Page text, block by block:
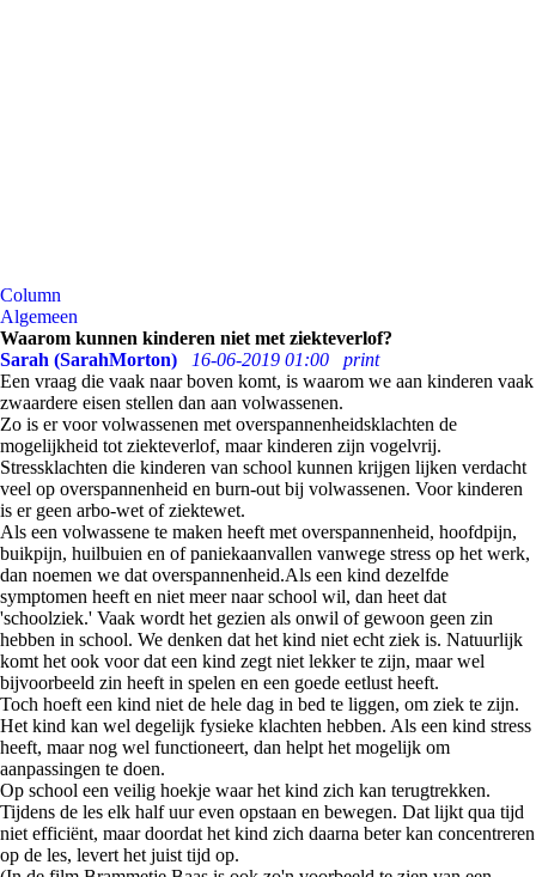
Column
Algemeen
Waarom kunnen kinderen niet met ziekteverlof?
Sarah (SarahMorton)
16-06-2019 01:00
print
Een vraag die vaak naar boven komt, is waarom we aan kinderen vaak
zwaardere eisen stellen dan aan volwassenen.
Zo is er voor volwassenen met overspannenheidsklachten de
mogelijkheid tot ziekteverlof, maar kinderen zijn vogelvrij.
Stressklachten die kinderen van school kunnen krijgen lijken verdacht
veel op overspannenheid en burn-out bij volwassenen. Voor kinderen
is er geen arbo-wet of ziektewet.
Als een volwassene te maken heeft met overspannenheid, hoofdpijn,
buikpijn, huilbuien en of paniekaanvallen vanwege stress op het werk,
dan noemen we dat overspannenheid.Als een kind dezelfde
symptomen heeft en niet meer naar school wil, dan heet dat
'schoolziek.' Vaak wordt het gezien als onwil of gewoon geen zin
hebben in school. We denken dat het kind niet echt ziek is. Natuurlijk
komt het ook voor dat een kind zegt niet lekker te zijn, maar wel
bijvoorbeeld zin heeft in spelen en een goede eetlust heeft.
Toch hoeft een kind niet de hele dag in bed te liggen, om ziek te zijn.
Het kind kan wel degelijk fysieke klachten hebben. Als een kind stress
heeft, maar nog wel functioneert, dan helpt het mogelijk om
aanpassingen te doen.
Op school een veilig hoekje waar het kind zich kan terugtrekken.
Tijdens de les elk half uur even opstaan en bewegen. Dat lijkt qua tijd
niet efficiënt, maar doordat het kind zich daarna beter kan concentreren
op de les, levert het juist tijd op.